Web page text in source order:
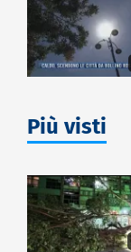
Più visti